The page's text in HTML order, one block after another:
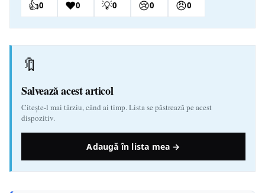
👍0 ❤️0 💡0 😢0 😠0
🔖
Salvează acest articol
Citește-l mai târziu, când ai timp. Lista se păstrează pe acest
dispozitiv.
Adaugă în lista mea →